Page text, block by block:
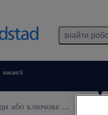
знайти
вакансії